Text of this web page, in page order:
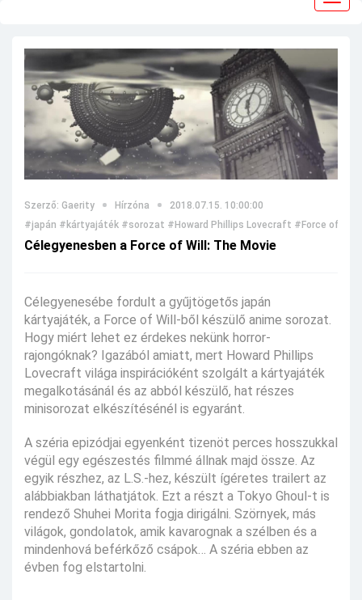
Szerző: Gaerity Hírzóna
2018.07.15. 10:00:00
#japán #kártyajáték #sorozat #Howard Phillips Lovecraft #Force of Will
Célegyenesben a Force of Will: The Movie
Célegyenesébe fordult a gyűjtögetős japán
kártyajáték, a Force of Will-ből készülő anime sorozat.
Hogy miért lehet ez érdekes nekünk horror-
rajongóknak? Igazából amiatt, mert Howard Phillips
Lovecraft világa inspirációként szolgált a kártyajáték
megalkotásánál és az abból készülő, hat részes
minisorozat elkészítésénél is egyaránt.
A széria epizódjai egyenként tizenöt perces hosszukkal
végül egy egészestés filmmé állnak majd össze. Az
egyik részhez, az L.S.-hez, készült ígéretes trailert az
alábbiakban láthatjátok. Ezt a részt a Tokyo Ghoul-t is
rendező Shuhei Morita fogja dirigálni. Szörnyek, más
világok, gondolatok, amik kavarognak a szélben és a
mindenhová beférkőző csápok… A széria ebben az
évben fog elstartolni.